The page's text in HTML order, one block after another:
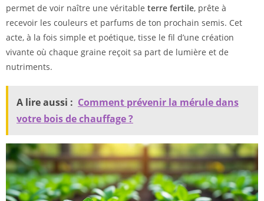
permet de voir naître une véritable terre fertile, prête à
recevoir les couleurs et parfums de ton prochain semis. Cet
acte, à la fois simple et poétique, tisse le fil d’une création
vivante où chaque graine reçoit sa part de lumière et de
nutriments.
A lire aussi : Comment prévenir la mérule dans
votre bois de chauffage ?